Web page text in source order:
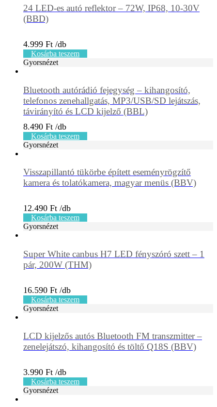
24 LED-es autó reflektor – 72W, IP68, 10-30V
(BBD)
4.999 Ft
Kosárba teszem
Gyorsnézet
Bluetooth autórádió fejegység – kihangosító,
telefonos zenehallgatás, MP3/USB/SD lejátszás,
távirányító és LCD kijelző (BBL)
8.490 Ft
Kosárba teszem
Gyorsnézet
Visszapillantó tükörbe épített eseményrögzítő
kamera és tolatókamera, magyar menüs (BBV)
12.490 Ft
Kosárba teszem
Gyorsnézet
Super White canbus H7 LED fényszóró szett – 1
pár, 200W (THM)
16.590 Ft
Kosárba teszem
Gyorsnézet
LCD kijelzős autós Bluetooth FM transzmitter –
zenelejátszó, kihangosító és töltő Q18S (BBV)
3.990 Ft
Kosárba teszem
Gyorsnézet